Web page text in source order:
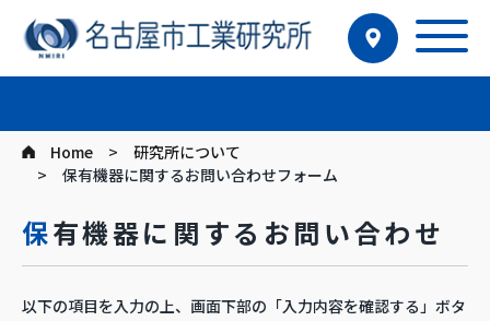
Home
研究所について
保有機器に関するお問い合わせフォーム
保有機器に関するお問い合わせ
以下の項目を入力の上、画面下部の「入力内容を確認する」ボタ